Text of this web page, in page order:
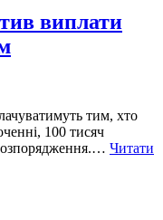
виплати
тим, хто
100 тисяч
Читати